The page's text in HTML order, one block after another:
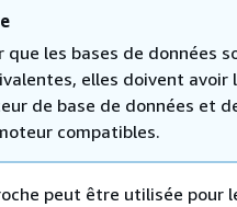
que les bases de données
elles doivent avoir
de base de données et
compatibles.
peut être utilisée pour